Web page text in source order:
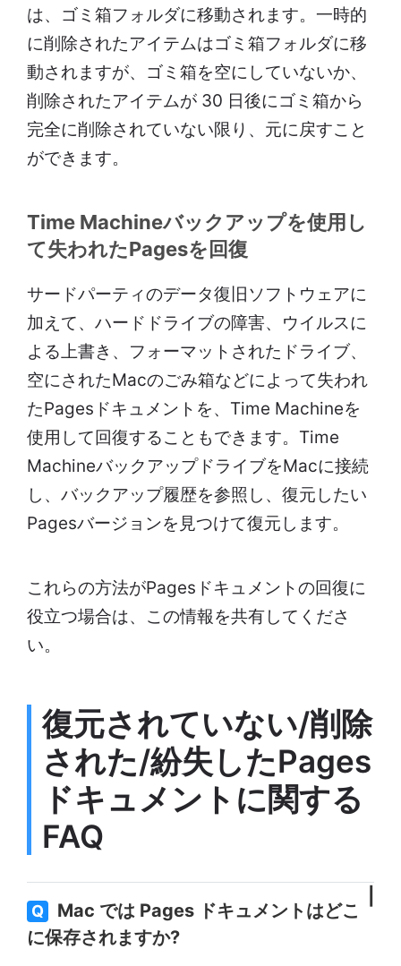
は、ゴミ箱フォルダに移動されます。一時的
に削除されたアイテムはゴミ箱フォルダに移
動さ​​れますが、ゴミ箱を空にしていないか、
削除されたアイテムが 30 日後にゴミ箱から
完全に削除されていない限り、元に戻すこと
ができます。
Time Machineバックアップを使用し
て失われたPagesを回復
サードパーティのデータ復旧ソフトウェアに
加えて、ハードドライブの障害、ウイルスに
よる上書き、フォーマットされたドライブ、
空にされたMacのごみ箱などによって失われ
たPagesドキュメントを、Time Machineを
使用して回復することもできます。Time
MachineバックアップドライブをMacに接続
し、バックアップ履歴を参照し、復元したい
Pagesバージョンを見つけて復元します。
これらの方法がPagesドキュメントの回復に
役立つ場合は、この情報を共有してくださ
い。
復元されていない/削除
された/紛失したPages
ドキュメントに関する
FAQ
Q
Mac では Pages ドキュメントはどこ
に保存されますか?